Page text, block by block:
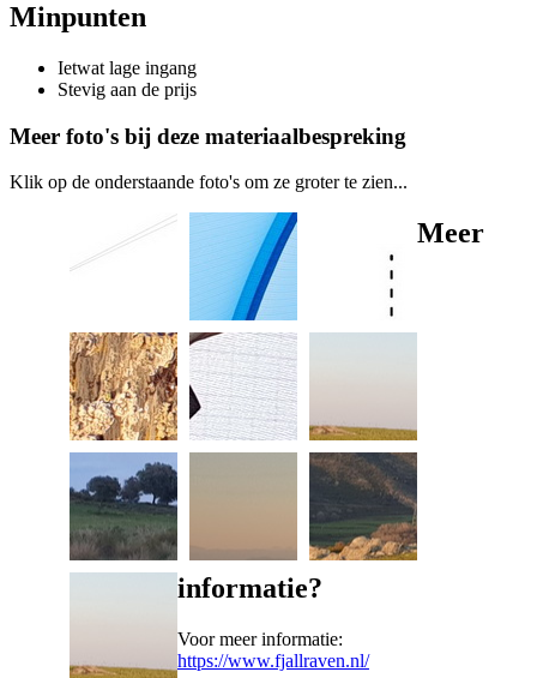
Minpunten
Ietwat lage ingang
Stevig aan de prijs
Meer foto's bij deze materiaalbespreking
Klik op de onderstaande foto's om ze groter te zien...
Meer
informatie?
Voor meer informatie:
https://www.fjallraven.nl/